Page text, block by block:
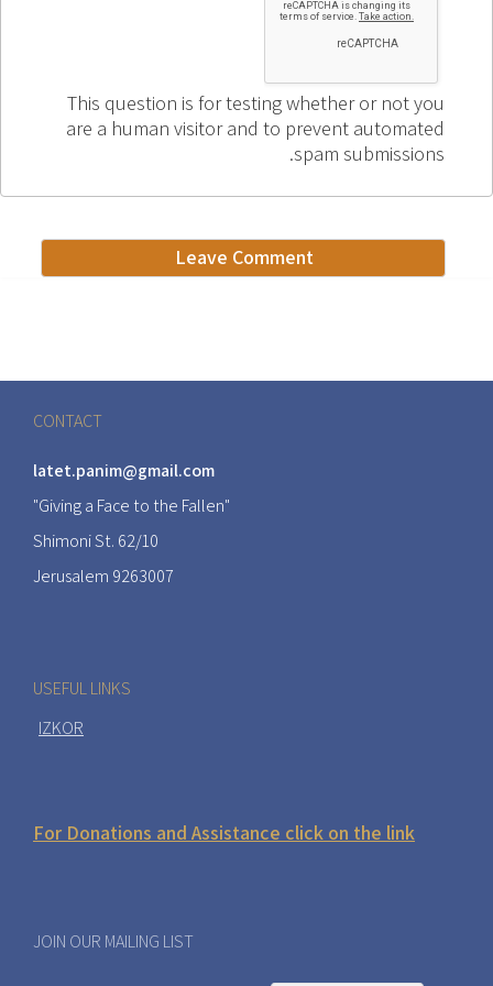
This question is for testing whether or not you
are a human visitor and to prevent automated
spam submissions.
CONTACT
latet.panim@gmail.com
"Giving a Face to the Fallen"
Shimoni St. 62/10
Jerusalem 9263007
USEFUL LINKS
IZKOR
For Donations and Assistance click on the link
JOIN OUR MAILING LIST